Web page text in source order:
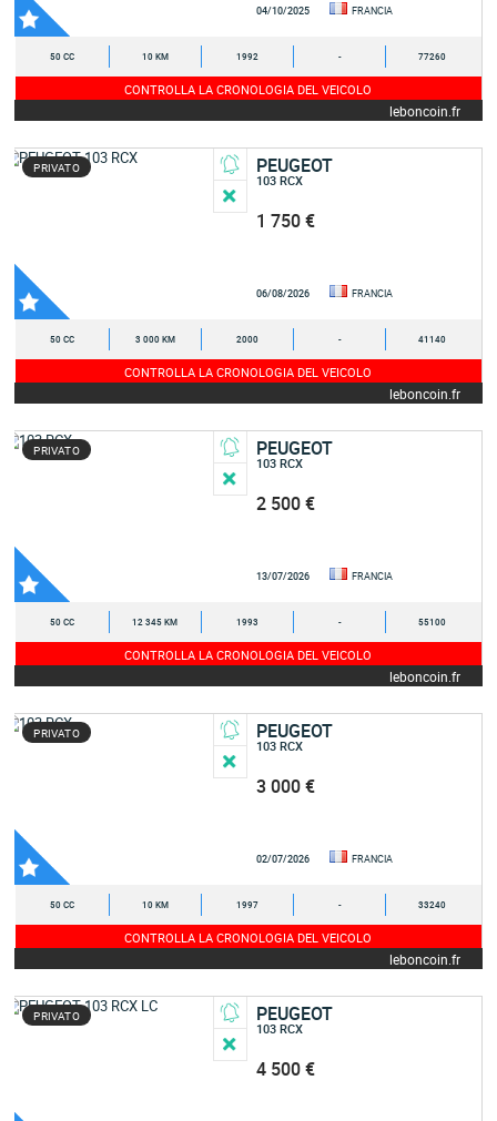
04/10/2025 FRANCIA
50 CC 10 KM 1992 - 77260
CONTROLLA LA CRONOLOGIA DEL VEICOLO
leboncoin.fr
PRIVATO PEUGEOT
103 RCX
1 750 €
06/08/2026 FRANCIA
50 CC 3 000 KM 2000 - 41140
CONTROLLA LA CRONOLOGIA DEL VEICOLO
leboncoin.fr
PRIVATO PEUGEOT
103 RCX
2 500 €
13/07/2026 FRANCIA
50 CC 12 345 KM 1993 - 55100
CONTROLLA LA CRONOLOGIA DEL VEICOLO
leboncoin.fr
PRIVATO PEUGEOT
103 RCX
3 000 €
02/07/2026 FRANCIA
50 CC 10 KM 1997 - 33240
CONTROLLA LA CRONOLOGIA DEL VEICOLO
leboncoin.fr
PRIVATO PEUGEOT
103 RCX
4 500 €